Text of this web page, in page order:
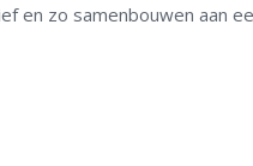
en zo samenbouwen aan